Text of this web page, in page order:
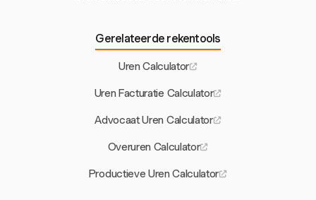
Gerelateerde rekentools
Uren Calculator
Uren Facturatie Calculator
Advocaat Uren Calculator
Overuren Calculator
Productieve Uren Calculator